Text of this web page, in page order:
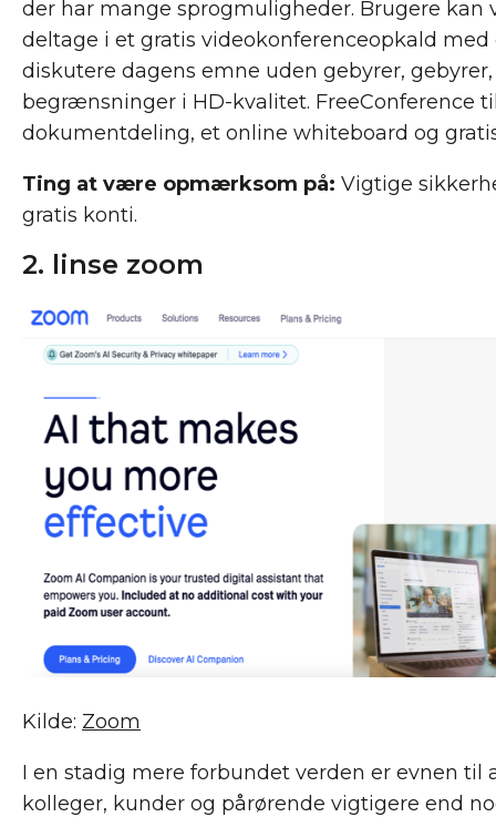
der har mange sprogmuligheder. Brugere
deltage i et gratis videokonferenceopkald med
diskutere dagens emne uden gebyrer,
begrænsninger i HD-kvalitet. FreeConference
dokumentdeling, et online whiteboard og
Ting at være opmærksom på: Vigtige
gratis konti.
2. linse zoom
Kilde: Zoom
I en stadig mere forbundet verden er evnen til
kolleger, kunder og pårørende vigtigere end